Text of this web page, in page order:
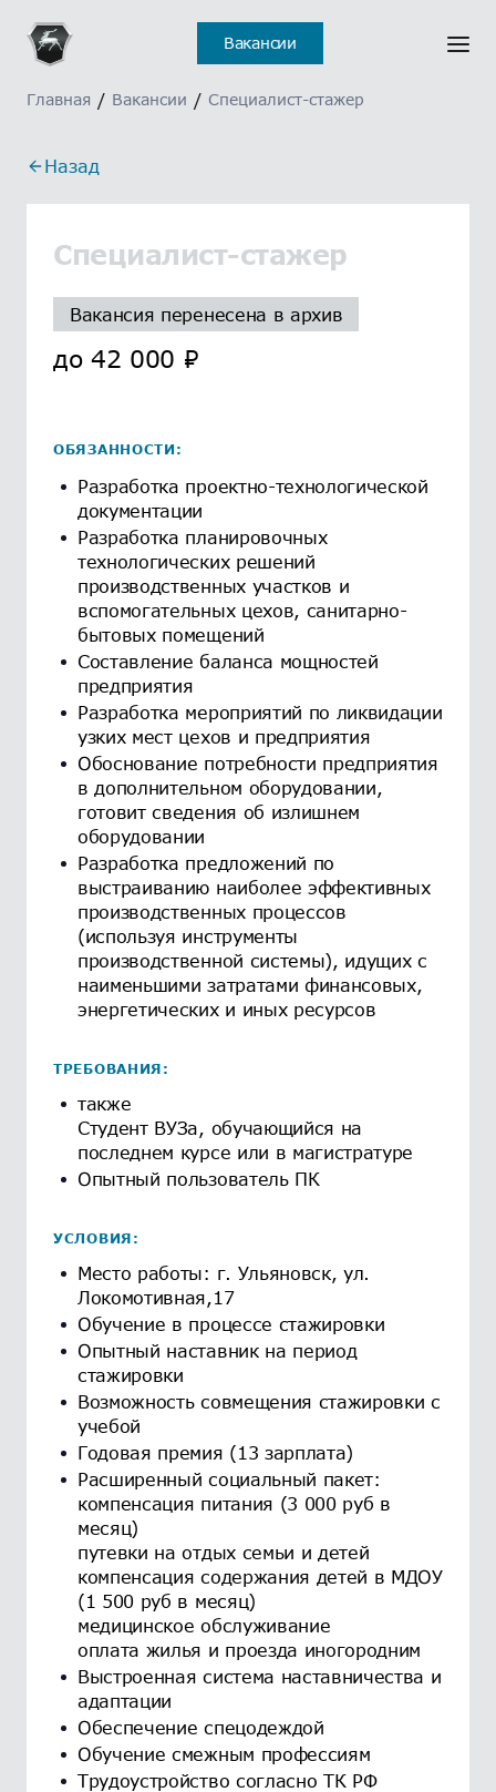
Вакансии
Главная / Вакансии / Специалист-стажер
Назад
Специалист-стажер
Вакансия перенесена в архив
до42 000 ₽
ОБЯЗАННОСТИ:
Разработка проектно-технологической
документации
Разработка планировочных
технологических решений
производственных участков и
вспомогательных цехов, санитарно-
бытовых помещений
Составление баланса мощностей
предприятия
Разработка мероприятий по ликвидации
узких мест цехов и предприятия
Обоснование потребности предприятия
в дополнительном оборудовании,
готовит сведения об излишнем
оборудовании
Разработка предложений по
выстраиванию наиболее эффективных
производственных процессов
(используя инструменты
производственной системы), идущих с
наименьшими затратами финансовых,
энергетических и иных ресурсов
ТРЕБОВАНИЯ:
также
Студент ВУЗа, обучающийся на
последнем курсе или в магистратуре
Опытный пользователь ПК
УСЛОВИЯ:
Место работы: г. Ульяновск, ул.
Локомотивная,17
Обучение в процессе стажировки
Опытный наставник на период
стажировки
Возможность совмещения стажировки с
учебой
Годовая премия (13 зарплата)
Расширенный социальный пакет:
компенсация питания (3 000 руб в
месяц)
путевки на отдых семьи и детей
компенсация содержания детей в МДОУ
(1 500 руб в месяц)
медицинское обслуживание
оплата жилья и проезда иногородним
Выстроенная система наставничества и
адаптации
Обеспечение спецодеждой
Обучение смежным профессиям
Трудоустройство согласно ТК РФ